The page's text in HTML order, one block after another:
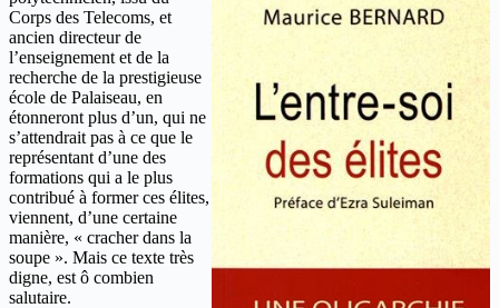
Corps des Telecoms, et
ancien directeur de
l’enseignement et de la
recherche de la prestigieuse
école de Palaiseau, en
étonneront plus d’un, qui ne
s’attendrait pas à ce que le
représentant d’une des
formations qui a le plus
contribué à former ces élites,
viennent, d’une certaine
manière, « cracher dans la
soupe ». Mais ce texte très
digne, est ô combien
salutaire.